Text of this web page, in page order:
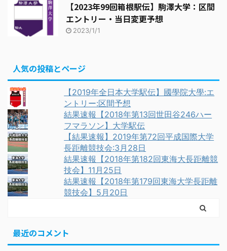
【2023年99回箱根駅伝】駒澤大学：区間
エントリー・当日変更予想
2023/1/1
人気の投稿とページ
【2019年全日本大学駅伝】國學院大學:エ
ントリー:区間予想
結果速報【2018年第13回世田谷246ハー
フマラソン】大学駅伝
【結果速報】2019年第72回平成国際大学
長距離競技会:3月28日
結果速報【2018年第182回東海大長距離競
技会】11月25日
結果速報【2018年第179回東海大学長距離
競技会】5月20日
最近のコメント